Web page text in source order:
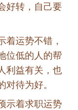
好转，自己要
着运势不错，
位低的人的帮
利益有关，也
待为好。
示着求职运势